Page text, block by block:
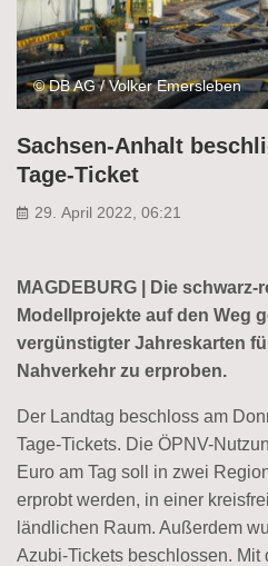
© DB AG / Volker Emersleben
Sachsen-Anhalt
Tage-Ticket
29. April 2022, 06:21
MAGDEBURG | Die
Modellprojekte auf den Weg
vergünstigter Jahreskarten
Nahverkehr zu erproben.
Der Landtag beschloss am
Tage-Tickets. Die ÖPNV-
Euro am Tag soll in zwei
erprobt werden, in einer
ländlichen Raum. Außerdem
Azubi-Tickets beschlossen. Mit